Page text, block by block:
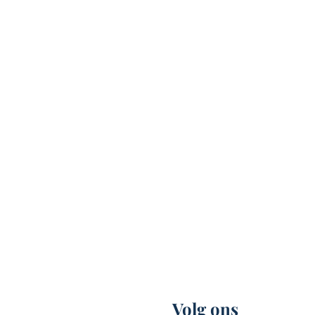
Volg ons